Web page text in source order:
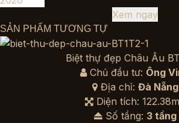
Xem ngay
SẢN PHẨM TƯƠNG TỰ
Biệt thự đẹp Châu Âu
Chủ đầu tư: Ông
Địa chỉ: Đà Nẵng
Diện tích:
Số tầng: 3 tầng